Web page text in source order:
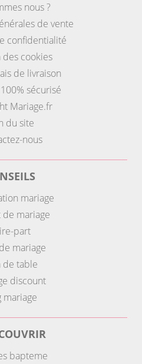
nous ?
de vente
confidentialité
des cookies
de livraison
sécurisé
Mariage.fr
du site
nous
mariage
de mariage
part
mariage
de table
discount
mariage
bapteme